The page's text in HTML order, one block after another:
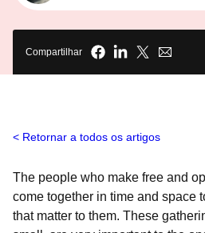
Compartilhar
Retornar a todos os artigos
The people who make free and
come together in time and space
that matter to them. These